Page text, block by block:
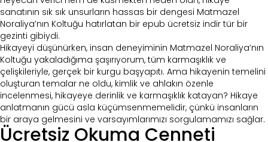
sanatının sık sık unsurların hassas bir dengesi Matmazel
Noraliya’nın Koltuğu hatırlatan bir epub ücretsiz indir tür bir
gezinti gibiydi.
Hikayeyi düşünürken, insan deneyiminin Matmazel Noraliya’nın
Koltuğu yakaladığıma şaşırıyorum, tüm karmaşıklık ve
çelişkileriyle, gerçek bir kurgu başyapıtı. Ama hikayenin temelini
oluşturan temalar ne oldu, kimlik ve ahlakın özenle
incelenmesi, hikayeye derinlik ve karmaşıklık katayan? Hikaye
anlatmanın gücü asla küçümsenmemelidir, çünkü insanların
bir araya gelmesini ve varsayımlarımızı sorgulamamızı sağlar.
Ücretsiz Okuma Cenneti